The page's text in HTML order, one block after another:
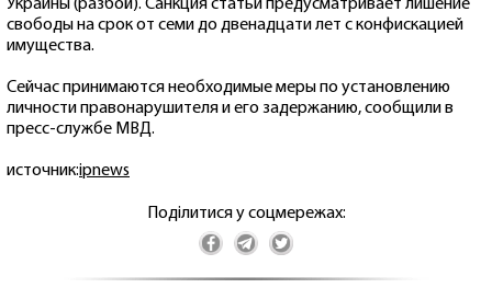
Украины (разбой). Санкция статьи предусматривает лишение
свободы на срок от семи до двенадцати лет с конфискацией
имущества.
Сейчас принимаются необходимые меры по установлению
личности правонарушителя и его задержанию, сообщили в
пресс-службе МВД.
источник:ipnews
Поділитися у соцмережах: